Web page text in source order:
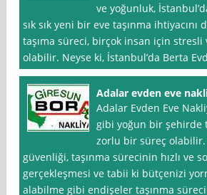
ve yoğunluk,
sık sık yeni bir eve taşınma ihtiyacını
taşıma süreci, birçok insan için
olabilir. Neyse ki, İstanbul’da Berta
Adalar evden eve
Adalar Evden Eve
gibi yoğun bir şehirde
zorlu bir süreç olabilir.
güvenliği, taşınma sürecinin hızlı ve
gerçekleşmesi ve tabii ki bütçenizi
alabilme gibi endişeler taşınma